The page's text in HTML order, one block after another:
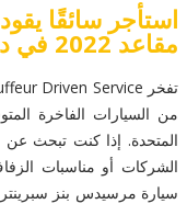
مقاعد 2022 في دبي
تفخر
من السيارات الفاخرة
المتحدة. إذا كنت تبحث
الشركات أو مناسبات